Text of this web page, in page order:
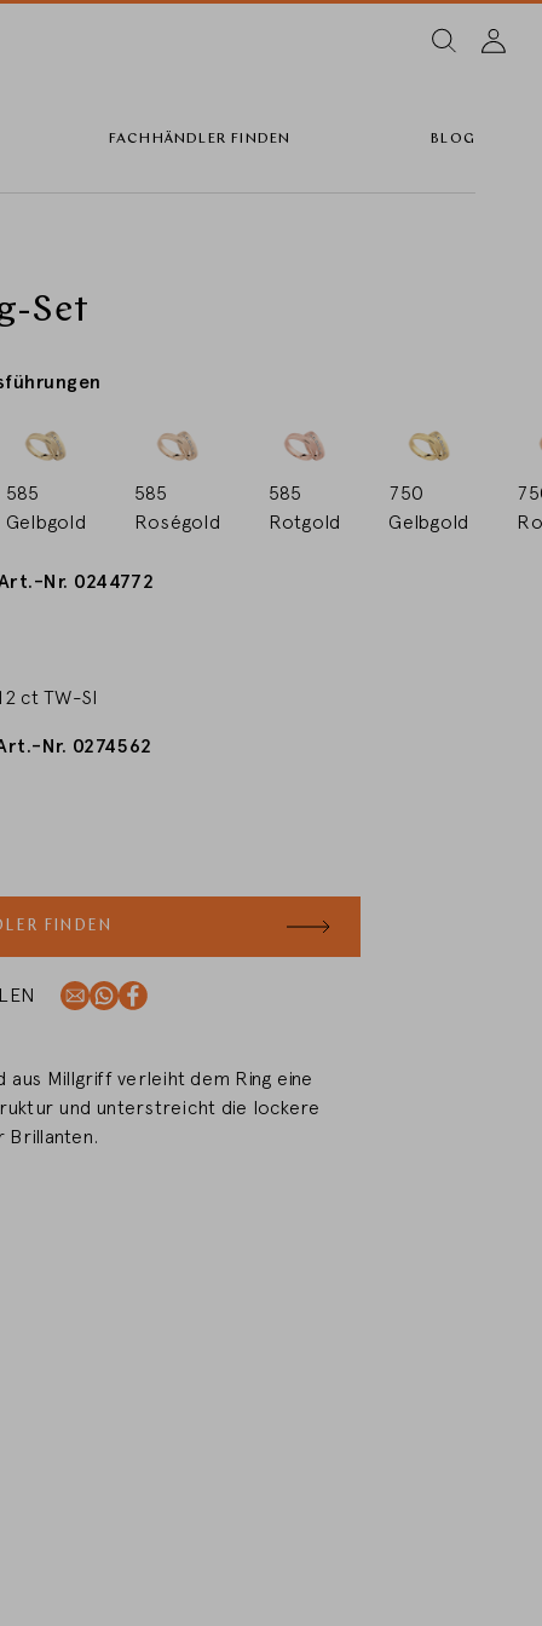
FACHHÄNDLER FINDEN BLOG
Set
585
Gelbgold
585
Roségold
585
Rotgold
750
Gelbgold
Nr. 0244772
ct TW-SI
Nr. 0274562
FINDEN
aus Millgriff verleiht dem Ring eine
und unterstreicht die lockere
Brillanten.